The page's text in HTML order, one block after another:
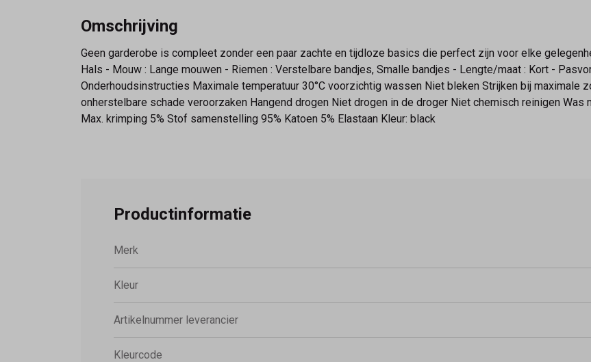
Omschrijving
Geen garderobe is compleet zonder een paar zachte en tijdloze basics die perfect zijn voor elke
Hals - Mouw : Lange mouwen - Riemen : Verstelbare bandjes, Smalle bandjes - Lengte/maat : Kort -
Onderhoudsinstructies Maximale temperatuur 30°C voorzichtig wassen Niet bleken Strijken bij maximale
onherstelbare schade veroorzaken Hangend drogen Niet drogen in de droger Niet chemisch reinigen
Max. krimping 5% Stof samenstelling 95% Katoen 5% Elastaan Kleur: black
Productinformatie
Merk
Kleur
Artikelnummer leverancier
Kleurcode